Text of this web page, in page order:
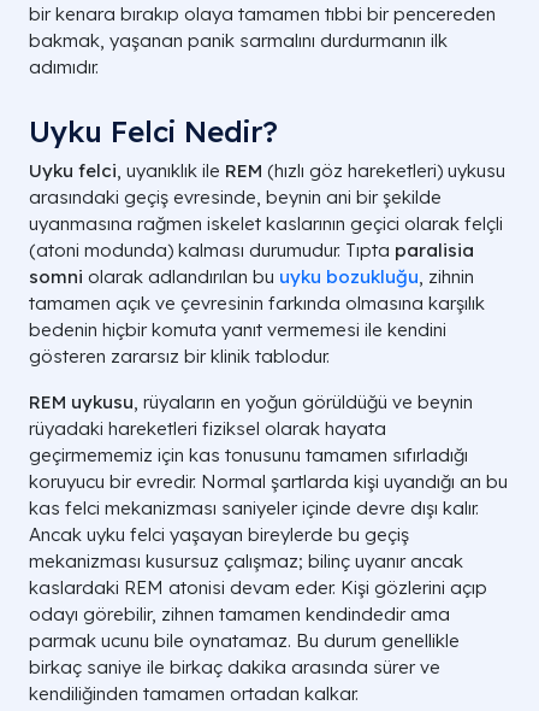
bir kenara bırakıp olaya tamamen tıbbi bir pencereden
bakmak, yaşanan panik sarmalını durdurmanın ilk
adımıdır.
Uyku Felci Nedir?
Uyku felci, uyanıklık ile REM (hızlı göz hareketleri) uykusu
arasındaki geçiş evresinde, beynin ani bir şekilde
uyanmasına rağmen iskelet kaslarının geçici olarak felçli
(atoni modunda) kalması durumudur. Tıpta paralisia
somni olarak adlandırılan bu uyku bozukluğu, zihnin
tamamen açık ve çevresinin farkında olmasına karşılık
bedenin hiçbir komuta yanıt vermemesi ile kendini
gösteren zararsız bir klinik tablodur.
REM uykusu, rüyaların en yoğun görüldüğü ve beynin
rüyadaki hareketleri fiziksel olarak hayata
geçirmememiz için kas tonusunu tamamen sıfırladığı
koruyucu bir evredir. Normal şartlarda kişi uyandığı an bu
kas felci mekanizması saniyeler içinde devre dışı kalır.
Ancak uyku felci yaşayan bireylerde bu geçiş
mekanizması kusursuz çalışmaz; bilinç uyanır ancak
kaslardaki REM atonisi devam eder. Kişi gözlerini açıp
odayı görebilir, zihnen tamamen kendindedir ama
parmak ucunu bile oynatamaz. Bu durum genellikle
birkaç saniye ile birkaç dakika arasında sürer ve
kendiliğinden tamamen ortadan kalkar.